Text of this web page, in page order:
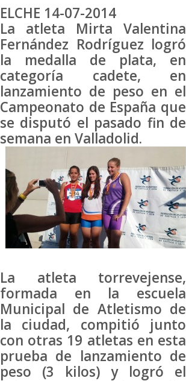
ELCHE 14-07-2014
La atleta Mirta Valentina
Fernández Rodríguez logró
la medalla de plata, en
categoría cadete, en
lanzamiento de peso en el
Campeonato de España que
se disputó el pasado fin de
semana en Valladolid.
La atleta torrevejense,
formada en la escuela
Municipal de Atletismo de
la ciudad, compitió junto
con otras 19 atletas en esta
prueba de lanzamiento de
peso (3 kilos) y logró el